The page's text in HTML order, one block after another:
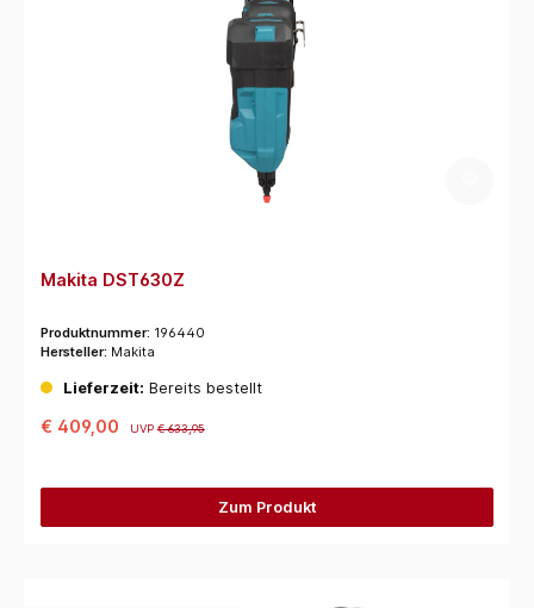
Makita DST630Z
Produktnummer: 196440
Hersteller: Makita
Lieferzeit: Bereits bestellt
€ 409,00 UVP€ 633,95
Zum Produkt